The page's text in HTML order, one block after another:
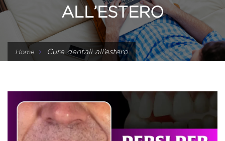
ALL’ESTERO
Home Cure dentali all’estero